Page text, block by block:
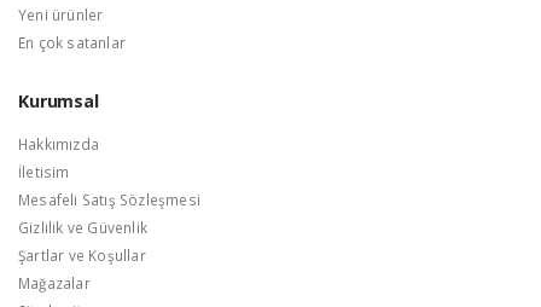
Yeni ürünler
En çok satanlar
Kurumsal
Hakkımızda
İletisim
Mesafeli Satış Sözleşmesi
Gizlilik ve Güvenlik
Şartlar ve Koşullar
Mağazalar